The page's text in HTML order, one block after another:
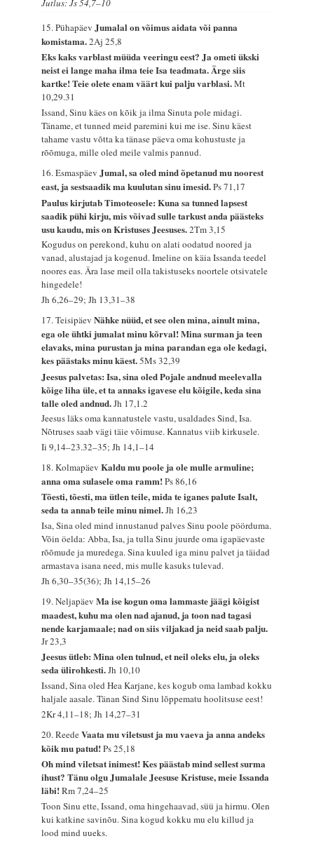
15. PühapäevJumalal on võimus aidata või panna
komistama.2Aj 25,8
Eks kaks varblast müüda veeringu eest? Ja ometi ükski
neist ei lange maha ilma teie Isa teadmata. Ärge siis
kartke! Teie olete enam väärt kui palju varblasi.Mt
10,29.31
Issand, Sinu käes on kõik ja ilma Sinuta pole midagi.
Täname, et tunned meid paremini kui me ise. Sinu käest
tahame vastu võtta ka tänase päeva oma kohustuste ja
rõõmuga, mille oled meile valmis pannud.
16. EsmaspäevJumal, sa oled mind õpetanud mu noorest
east, ja sestsaadik ma kuulutan sinu imesid.Ps 71,17
Paulus kirjutab Timoteosele: Kuna sa tunned lapsest
saadik pühi kirju, mis võivad sulle tarkust anda päästeks
usu kaudu, mis on Kristuses Jeesuses.2Tm 3,15
Kogudus on perekond, kuhu on alati oodatud noored ja
vanad, alustajad ja kogenud. Imeline on käia Issanda teedel
noores eas. Ära lase meil olla takistuseks noortele otsivatele
hingedele!
Jh 6,26–29; Jh 13,31–38
17. TeisipäevNähke nüüd, et see olen mina, ainult mina,
ega ole ühtki jumalat minu kõrval! Mina surman ja teen
elavaks, mina purustan ja mina parandan ega ole kedagi,
kes päästaks minu käest.5Ms 32,39
Jeesus palvetas: Isa, sina oled Pojale andnud meelevalla
kõige liha üle, et ta annaks igavese elu kõigile, keda sina
talle oled andnud.Jh 17,1.2
Jeesus läks oma kannatustele vastu, usaldades Sind, Isa.
Nõtruses saab vägi täie võimuse. Kannatus viib kirkusele.
Ii 9,14–23.32–35; Jh 14,1–14
18. KolmapäevKaldu mu poole ja ole mulle armuline;
anna oma sulasele oma ramm!Ps 86,16
Tõesti, tõesti, ma ütlen teile, mida te iganes palute Isalt,
seda ta annab teile minu nimel.Jh 16,23
Isa, Sina oled mind innustanud palves Sinu poole pöörduma.
Võin öelda: Abba, Isa, ja tulla Sinu juurde oma igapäevaste
rõõmude ja muredega. Sina kuuled iga minu palvet ja täidad
armastava isana need, mis mulle kasuks tulevad.
Jh 6,30–35(36); Jh 14,15–26
19. NeljapäevMa ise kogun oma lammaste jäägi kõigist
maadest, kuhu ma olen nad ajanud, ja toon nad tagasi
nende karjamaale; nad on siis viljakad ja neid saab palju.
Jr 23,3
Jeesus ütleb: Mina olen tulnud, et neil oleks elu, ja oleks
seda ülirohkesti.Jh 10,10
Issand, Sina oled Hea Karjane, kes kogub oma lambad kokku
haljale aasale. Tänan Sind Sinu lõppematu hoolitsuse eest!
2Kr 4,11–18; Jh 14,27–31
20. ReedeVaata mu viletsust ja mu vaeva ja anna andeks
kõik mu patud!Ps 25,18
Oh mind viletsat inimest! Kes päästab mind sellest surma
ihust? Tänu olgu Jumalale Jeesuse Kristuse, meie Issanda
läbi!Rm 7,24–25
Toon Sinu ette, Issand, oma hingehaavad, süü ja hirmu. Olen
kui katkine savinõu. Sina kogud kokku mu elu killud ja
lood mind uueks.